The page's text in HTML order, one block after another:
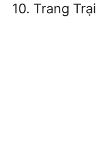
10. Trang